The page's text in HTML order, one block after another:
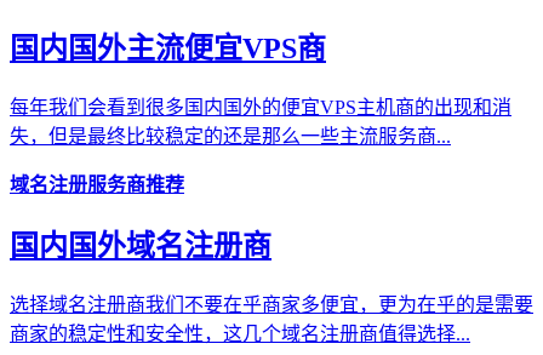
国内国外主流便宜VPS商
每年我们会看到很多国内国外的便宜VPS主机商的出现和消
失，但是最终比较稳定的还是那么一些主流服务商...
域名注册服务商推荐
国内国外域名注册商
选择域名注册商我们不要在乎商家多便宜，更为在乎的是需要
商家的稳定性和安全性，这几个域名注册商值得选择...